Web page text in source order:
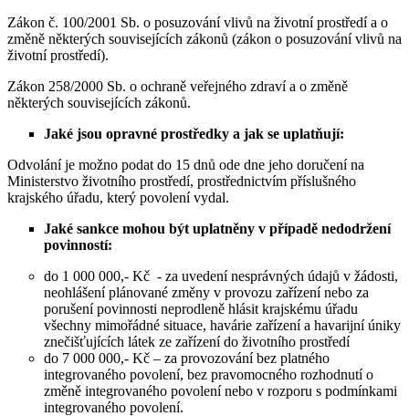
Zákon č. 100/2001 Sb. o posuzování vlivů na životní prostředí a o
změně některých souvisejících zákonů (zákon o posuzování vlivů na
životní prostředí).
Zákon 258/2000 Sb. o ochraně veřejného zdraví a o změně
některých souvisejících zákonů.
Jaké jsou opravné prostředky a jak se uplatňují:
Odvolání je možno podat do 15 dnů ode dne jeho doručení na
Ministerstvo životního prostředí, prostřednictvím příslušného
krajského úřadu, který povolení vydal.
Jaké sankce mohou být uplatněny v případě nedodržení
povinností:
do 1 000 000,- Kč - za uvedení nesprávných údajů v žádosti,
neohlášení plánované změny v provozu zařízení nebo za
porušení povinnosti neprodleně hlásit krajskému úřadu
všechny mimořádné situace, havárie zařízení a havarijní úniky
znečišťujících látek ze zařízení do životního prostředí
do 7 000 000,- Kč – za provozování bez platného
integrovaného povolení, bez pravomocného rozhodnutí o
změně integrovaného povolení nebo v rozporu s podmínkami
integrovaného povolení.